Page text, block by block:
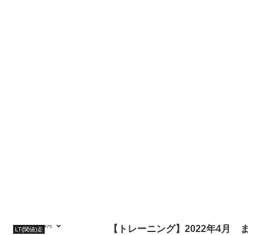
LT(閾値)走
【トレーニング】2022年4月 ま